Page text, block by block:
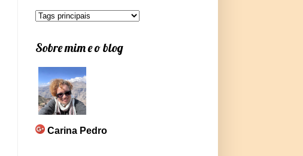
Sobre mim e o blog
Carina Pedro